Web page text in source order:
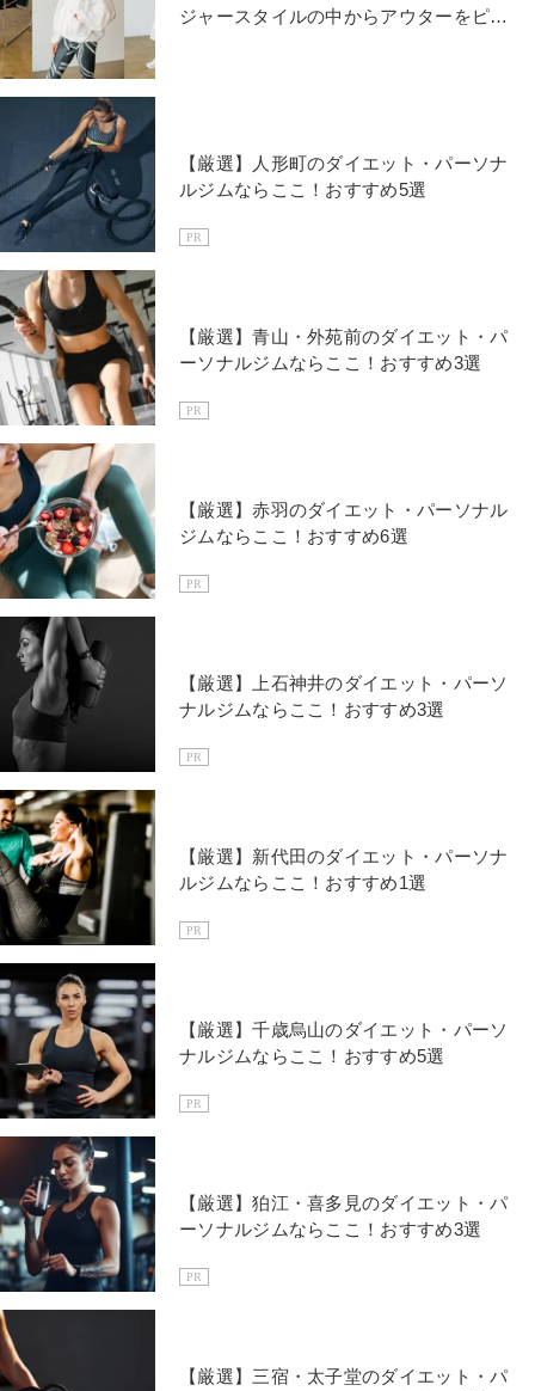
ジャースタイルの中からアウターをピッ
【厳選】人形町のダイエット・パーソナ
ルジムならここ！おすすめ5選
PR
【厳選】青山・外苑前のダイエット・パ
ーソナルジムならここ！おすすめ3選
PR
【厳選】赤羽のダイエット・パーソナル
ジムならここ！おすすめ6選
PR
【厳選】上石神井のダイエット・パーソ
ナルジムならここ！おすすめ3選
PR
【厳選】新代田のダイエット・パーソナ
ルジムならここ！おすすめ1選
PR
【厳選】千歳烏山のダイエット・パーソ
ナルジムならここ！おすすめ5選
PR
【厳選】狛江・喜多見のダイエット・パ
ーソナルジムならここ！おすすめ3選
PR
【厳選】三宿・太子堂のダイエット・パ